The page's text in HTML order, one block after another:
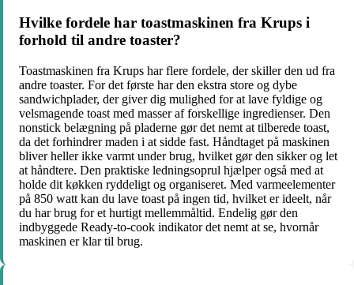
Hvilke fordele har toastmaskinen fra Krups i
forhold til andre toaster?
Toastmaskinen fra Krups har flere fordele, der skiller den ud fra
andre toaster. For det første har den ekstra store og dybe
sandwichplader, der giver dig mulighed for at lave fyldige og
velsmagende toast med masser af forskellige ingredienser. Den
nonstick belægning på pladerne gør det nemt at tilberede toast,
da det forhindrer maden i at sidde fast. Håndtaget på maskinen
bliver heller ikke varmt under brug, hvilket gør den sikker og let
at håndtere. Den praktiske ledningsoprul hjælper også med at
holde dit køkken ryddeligt og organiseret. Med varmeelementer
på 850 watt kan du lave toast på ingen tid, hvilket er ideelt, når
du har brug for et hurtigt mellemmåltid. Endelig gør den
indbyggede Ready-to-cook indikator det nemt at se, hvornår
maskinen er klar til brug.